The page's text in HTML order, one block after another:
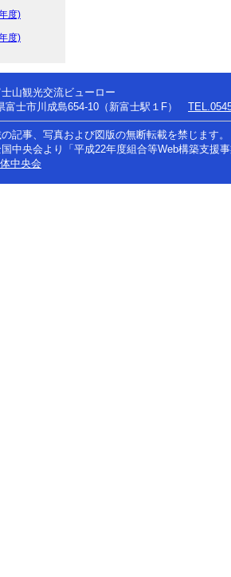
度)
度)
山観光交流ビューロー
富士市川成島654-10（新富士駅１F）
記事、写真および図版の無断転載を禁じます。
中央会より「平成22年度組合等Web構築支援
中央会